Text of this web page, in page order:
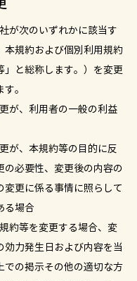
が次のいずれかに該当す
本規約および個別利用規約
」と総称します。）を変更
。
が、利用者の一般の利益
が、本規約等の目的に反
の必要性、変更後の内容の
変更に係る事情に照らして
る場合
約等を変更する場合、変
効力発生日および内容を当
での掲示その他の適切な方